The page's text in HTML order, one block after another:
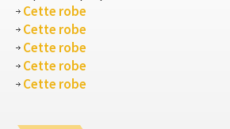
Cette robe
Cette robe
Cette robe
Cette robe
Cette robe